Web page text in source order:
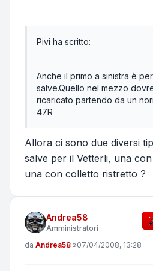
Pivi ha scritto:
Anche il primo a sinistra è
salve.Quello nel mezzo
ricaricato partendo da un
47R
Allora ci sono due diversi
salve per il Vetterli, una
una con colletto ristretto ?
Andrea58
Amministratori
Messaggio
da Andrea58 »07/04/2008, 13:28